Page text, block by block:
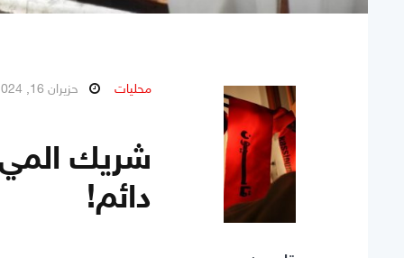
محليات حزيران 16, 2024
شريك
دائم!